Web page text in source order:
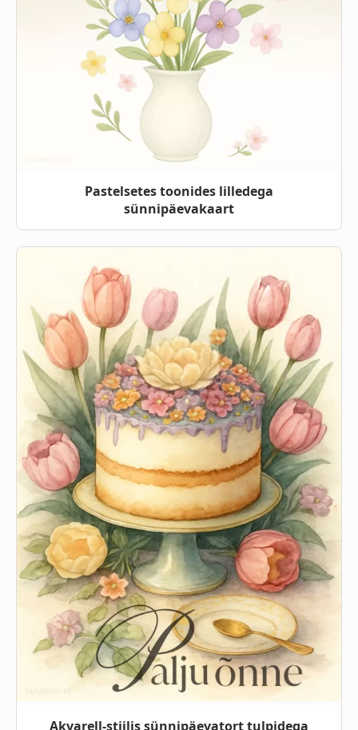
Pastelsetes toonides lilledega
sünnipäevakaart
Akvarell-stiilis sünnipäevatort tulpidega